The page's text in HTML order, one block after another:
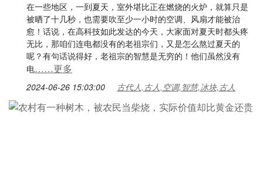
在一些地区，一到夏天，室外堪比正在燃烧的火炉，就算只是
被晒了十几秒，也需要吹至少一小时的空调、风扇才能被治
愈！话说，在高科技如此发达的今天，大家面对夏天时都头疼
无比，那咱们连电都没有的老祖宗们，又是怎么熬过夏天的
呢？有句话说得好，老祖宗的智慧是无穷的！他们虽然没有
电……更多
2024-06-26 15:03:00 古代人,古人,空调,智慧,冰块,古人